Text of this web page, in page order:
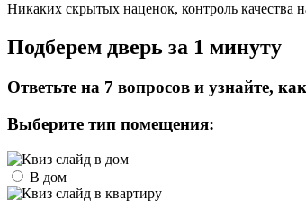
Никаких скрытых наценок, контроль качества
Подберем дверь за 1 минуту
Ответьте на 7 вопросов и узнайте,
Выберите тип помещения:
В дом